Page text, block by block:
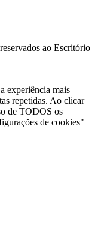
ao Escritório
experiência mais
repetidas. Ao clicar
de TODOS os
de cookies"